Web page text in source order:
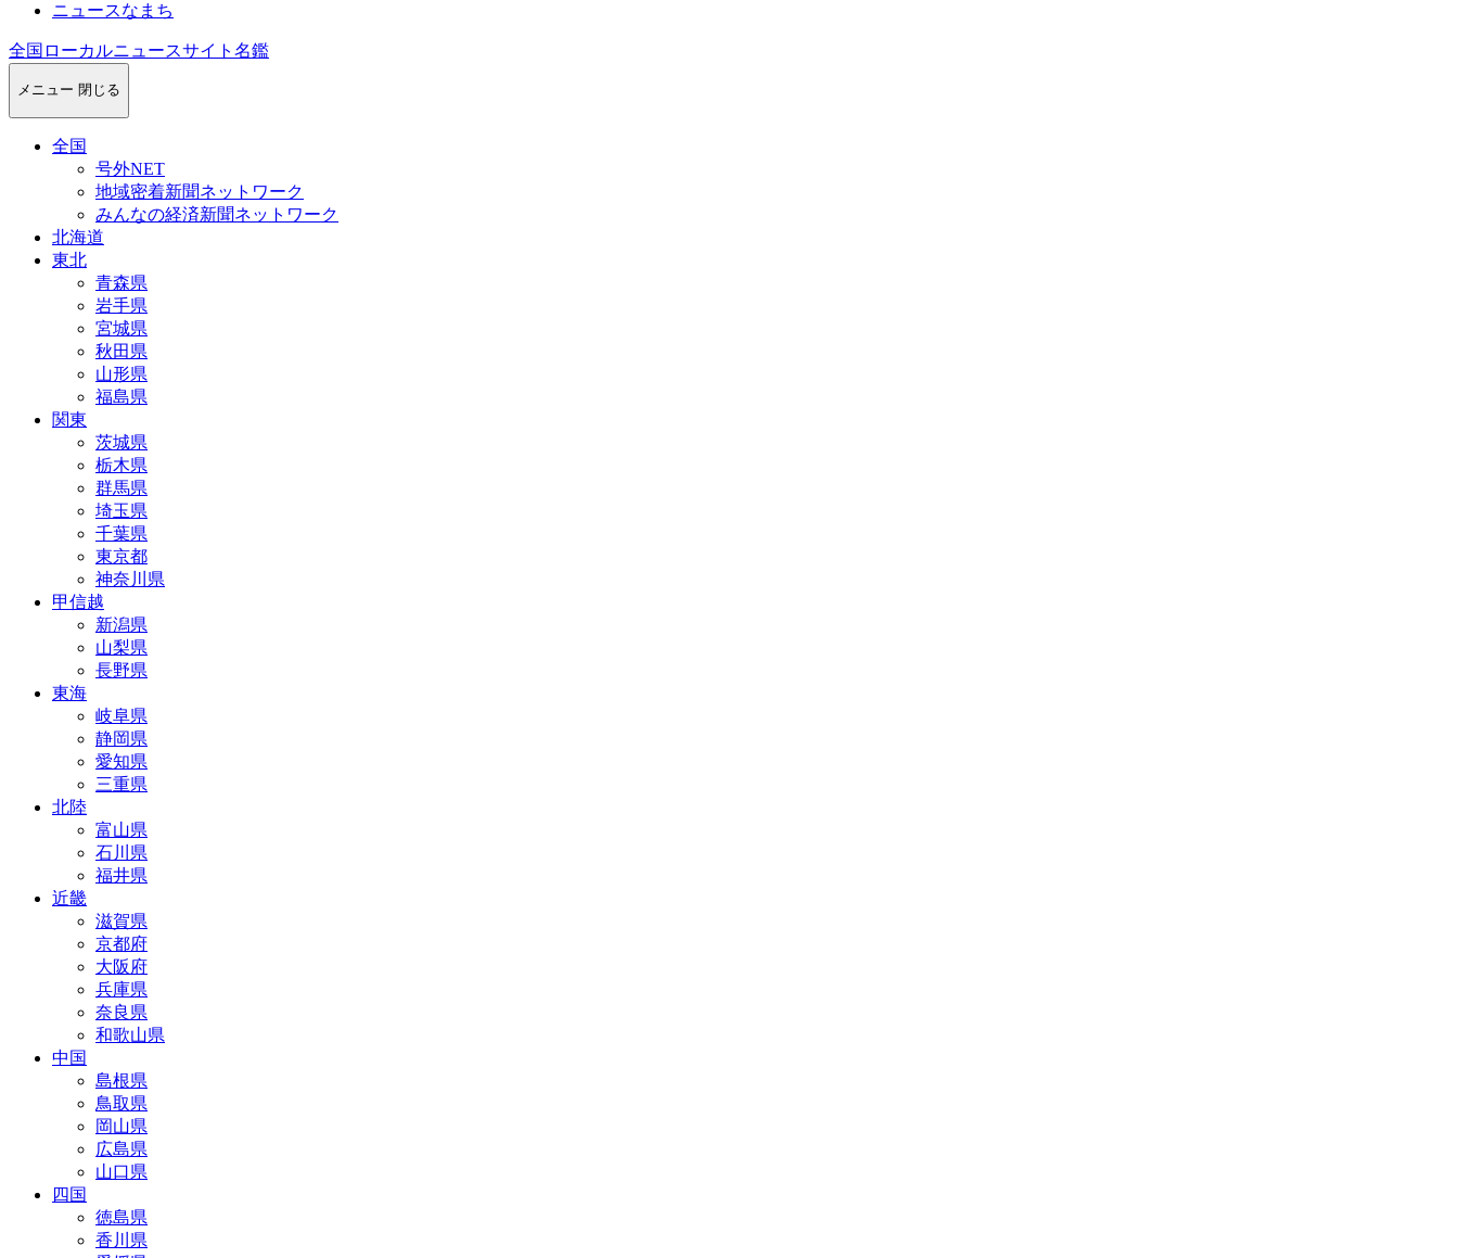
ニュースなまち
全国ローカルニュースサイト名鑑
メニュー 閉じる
全国
号外NET
地域密着新聞ネットワーク
みんなの経済新聞ネットワーク
北海道
東北
青森県
岩手県
宮城県
秋田県
山形県
福島県
関東
茨城県
栃木県
群馬県
埼玉県
千葉県
東京都
神奈川県
甲信越
新潟県
山梨県
長野県
東海
岐阜県
静岡県
愛知県
三重県
北陸
富山県
石川県
福井県
近畿
滋賀県
京都府
大阪府
兵庫県
奈良県
和歌山県
中国
島根県
鳥取県
岡山県
広島県
山口県
四国
徳島県
香川県